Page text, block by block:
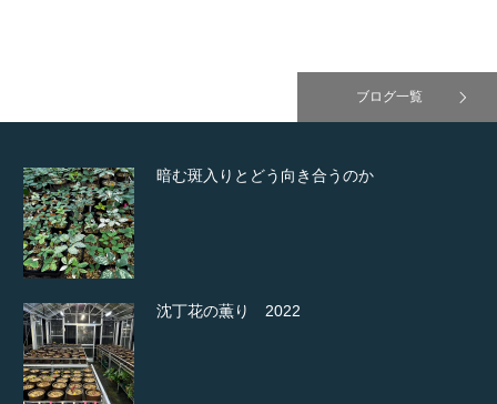
ブログ一覧
暗む斑入りとどう向き合うのか
沈丁花の薫り 2022